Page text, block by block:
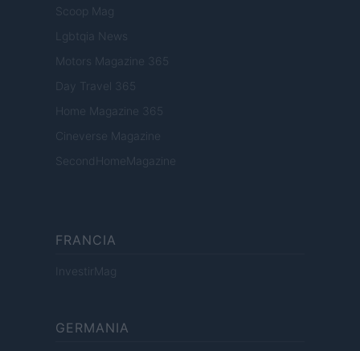
Scoop Mag
Lgbtqia News
Motors Magazine 365
Day Travel 365
Home Magazine 365
Cineverse Magazine
SecondHomeMagazine
FRANCIA
InvestirMag
GERMANIA